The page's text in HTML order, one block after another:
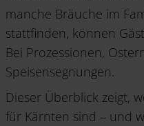
manche Bräuche im
stattfinden, können
Bei Prozessionen,
Speisensegnungen.
Dieser Überblick zeigt,
für Kärnten sind – und